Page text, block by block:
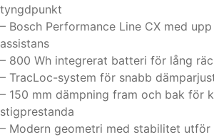
tyngdpunkt
– Bosch Performance Line CX med
assistans
– 800 Wh integrerat batteri för lång
– TracLoc-system för snabb
– 150 mm dämpning fram och bak för
stigprestanda
– Modern geometri med stabilitet